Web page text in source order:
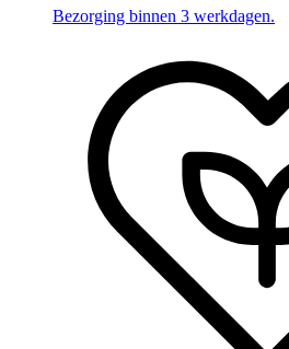
Bezorging binnen 3 werkdagen.